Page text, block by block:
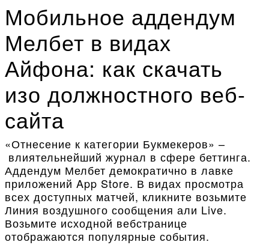
Мобильное аддендум
Мелбет в видах
Айфона: как скачать
изо должностного веб-
сайта
«Отнесение к категории Букмекеров» –
влиятельнейший журнал в сфере беттинга.
Аддендум Мелбет демократично в лавке
приложений App Store. В видах просмотра
всех доступных матчей, кликните возьмите
Линия воздушного сообщения али Live.
Возьмите исходной вебстранице
отображаются популярные события.